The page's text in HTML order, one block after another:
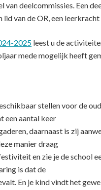
van deelcommissies. Een
van de OR, een leerkracht
2025 leest u de
mede mogelijk heeft
stellen voor de
een aantal keer
daarnaast is zij
manier draag
en zie je de school
is dat de
En je kind vindt het